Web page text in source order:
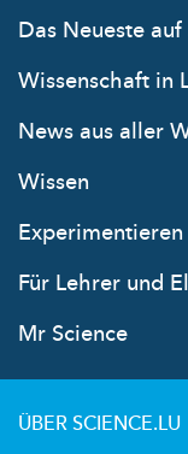
Das Neueste
Wissenschaft in
News aus aller
Wissen
Experimentieren
Für Lehrer und
Mr Science
ÜBER SCIENCE.LU